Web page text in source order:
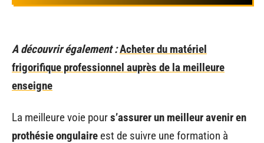
A découvrir également :Acheter du matériel
frigorifique professionnel auprès de la meilleure
enseigne
La meilleure voie pours’assurer un meilleur avenir en
prothésie ongulaire est de suivre une formation à